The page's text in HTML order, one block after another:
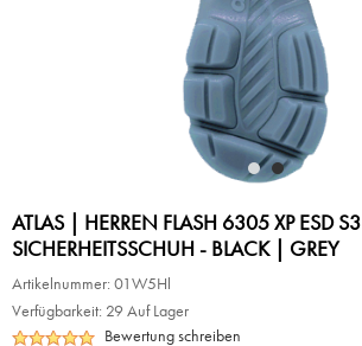
ATLAS | HERREN FLASH 6305 XP ESD S3
SICHERHEITSSCHUH - BLACK | GREY
Artikelnummer: 01W5Hl
Verfügbarkeit: 29 Auf Lager
Bewertung schreiben